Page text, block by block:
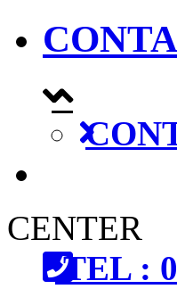
CENTER
TEL :